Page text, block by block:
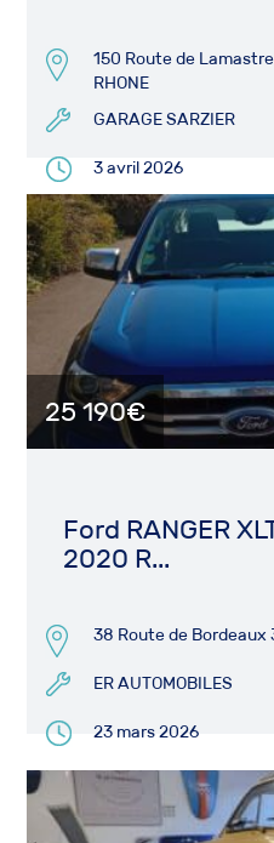
150 Route de
RHONE
GARAGE SARZIER
3 avril 2026
25 190€
Ford RANGER
2020 R...
38 Route de Bordeaux
ER AUTOMOBILES
23 mars 2026